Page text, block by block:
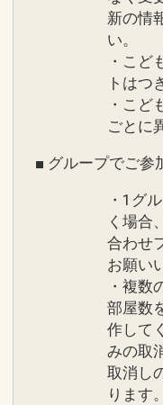
新の情
い。
・こど
トはつ
・こど
ごとに
■ グループでご参
・1グ
く場合
合わせ
お願い
・複数
部屋数
作して
みの取
取消し
ります。